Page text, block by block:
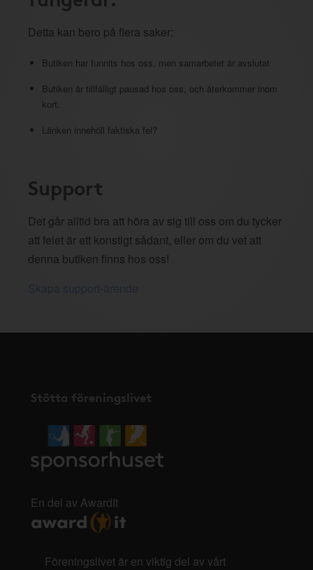
Detta kan bero på flera saker:
Butiken har funnits hos oss, men samarbetet är avslutat
Butiken är tillfälligt pausad hos oss, och återkommer inom
kort.
Länken innehöll faktiska fel?
Support
Det går alltid bra att höra av sig till oss om du tycker
att felet är ett konstigt sådant, eller om du vet att
denna butiken finns hos oss!
Stötta föreningslivet
En del av AwardIt
Föreningslivet är en viktig del av vårt